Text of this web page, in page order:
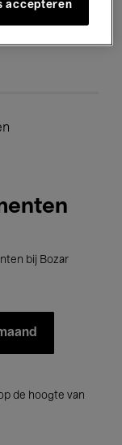
bij Bozar
de hoogte van
accepteren